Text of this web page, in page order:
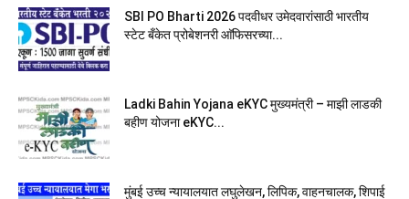
SBI PO Bharti 2026 पदवीधर उमेदवारांसाठी भारतीय
स्टेट बँकेत प्रोबेशनरी आ‍ॅफिसरच्या...
Ladki Bahin Yojana eKYC मुख्यमंत्री – माझी लाडकी
बहीण योजना eKYC...
मुंबई उच्च न्यायालयात लघुलेखन, लिपिक, वाहनचालक, शिपाई